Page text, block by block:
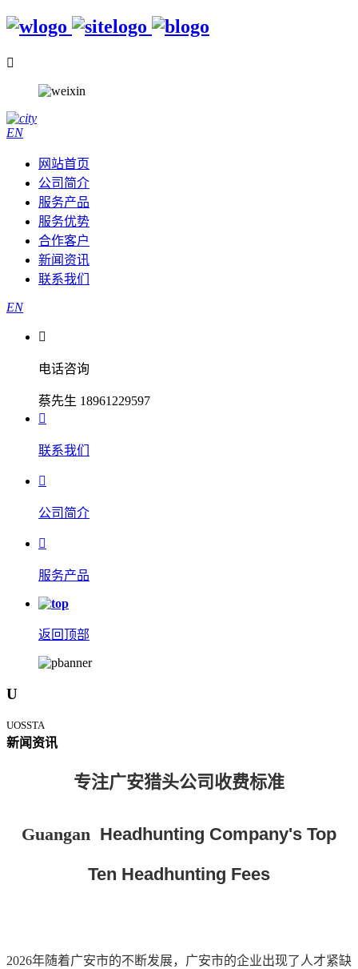

EN
网站首页
公司简介
服务产品
服务优势
合作客户
新闻资讯
联系我们
EN

电话咨询
蔡先生 18961229597

联系我们

公司简介

服务产品
返回顶部
U
UOSSTA
新闻资讯
专注广安猎头公司收费标准
Guangan Headhunting Company's Top
Ten Headhunting Fees
2026年随着广安市的不断发展， 广安市的企业出现了人才紧缺